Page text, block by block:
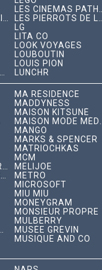
LG
LITA CO
LOOK VOYAGES
LOUBOUTIN
LOUIS PION
LUNCHR
MA RÉSIDENCE
MADDYNESS
MAISON KITSUNÉ
MANGO
MARKS & SPENCER
MATRIOCHKAS
MCM
MELIJOE
METRO
MICROSOFT
MIU MIU
MONEYGRAM
MONSIEUR PROPRE
MULBERRY
MUSÉE GRÉVIN
MUSIQUE AND CO